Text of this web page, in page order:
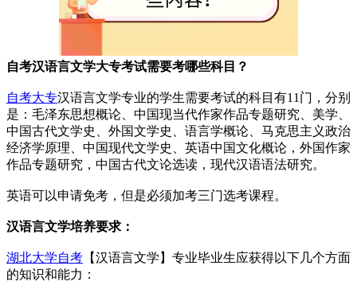
自考汉语言文学大专考试需要考哪些科目？
自考大专汉语言文学专业的学生需要考试的科目有11门，分别
是：毛泽东思想概论、中国现当代作家作品专题研究、美学、
中国古代文学史、外国文学史、语言学概论、马克思主义政治
经济学原理、中国现代文学史、英语中国文化概论，外国作家
作品专题研究，中国古代文论选读，现代汉语语法研究。
英语可以申请免考，但是必须加考三门选考课程。
汉语言文学培养要求：
湖北大学自考 【汉语言文学】专业毕业生应获得以下几个方面
的知识和能力：